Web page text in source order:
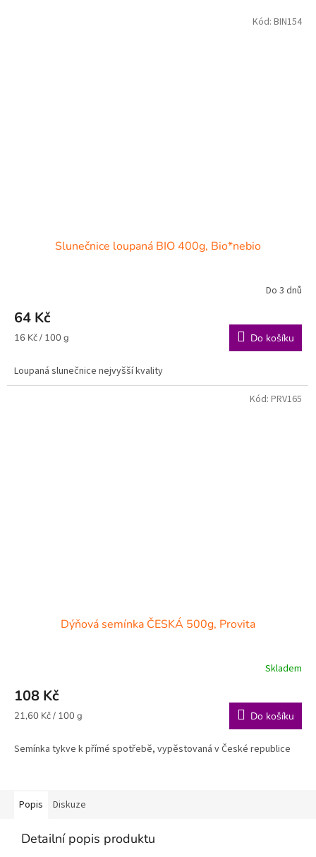
Slunečnice loupaná BIO 400g, Bio*nebio
Do 3 dnů
64 Kč
Měrná
16 Kč / 100 g Do košíku
Loupaná slunečnice nejvyšší kvality
Kód: BIN154
Dýňová semínka ČESKÁ 500g, Provita
Skladem
108 Kč
Měrná
21,60 Kč / 100 g Do košíku
Semínka tykve k přímé spotřebě, vypěstovaná v České republice
Kód: PRV165
Popis Diskuze
Detailní popis produktu